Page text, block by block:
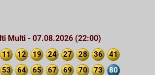
Multi - 07.08.2026 (22:00)
11 12 19 24 27 28 36
41
53 64 65 67 69 70 73 80